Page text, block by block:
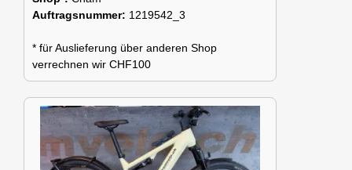
Auftragsnummer: 1219542_3
* für Auslieferung über anderen Shop
verrechnen wir CHF100